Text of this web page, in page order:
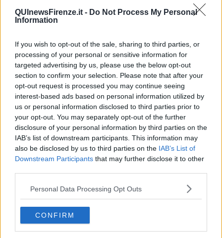
QUInewsFirenze.it - Do Not Process My Personal
Information
If you wish to opt-out of the sale, sharing to third parties, or
processing of your personal or sensitive information for
targeted advertising by us, please use the below opt-out
section to confirm your selection. Please note that after your
opt-out request is processed you may continue seeing
interest-based ads based on personal information utilized by
us or personal information disclosed to third parties prior to
your opt-out. You may separately opt-out of the further
disclosure of your personal information by third parties on the
IAB’s list of downstream participants. This information may
also be disclosed by us to third parties on the IAB’s List of
Downstream Participants that may further disclose it to other
Personal Data Processing Opt Outs
CONFIRM
Vaxzevria
Nazionali
Marte
​Crapa pelada
​I soliti noti
Arie
​Vaccine Easing
No profit
Dragonheart
Con-ter?
​Con-te
Coincidenze e crisi
L'amico
​L’anno del vaccino
Giulio Regeni
​Il rosario
Maradona
Cronaca
​Ancora Covid
​Biden!
In memoria